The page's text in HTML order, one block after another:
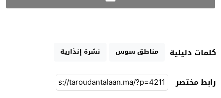
كلمات دليلية مناطق سوس نشرة إنذارية
رابط مختصر